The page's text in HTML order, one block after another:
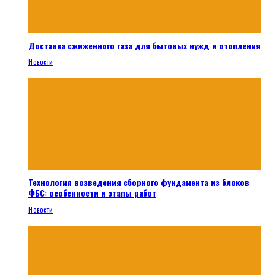
Доставка сжиженного газа для бытовых нужд и отопления
Новости
Технология возведения сборного фундамента из блоков
ФБС: особенности и этапы работ
Новости